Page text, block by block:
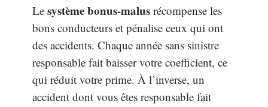
Le système bonus-malus récompense les
bons conducteurs et pénalise ceux qui ont
des accidents. Chaque année sans sinistre
responsable fait baisser votre coefficient, ce
qui réduit votre prime. À l’inverse, un
accident dont vous êtes responsable fait